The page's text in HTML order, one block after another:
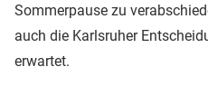
Sommerpause zu
auch die Karlsruher
erwartet.